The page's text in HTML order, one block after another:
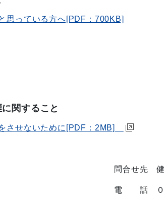
思っている方へ[PDF：700KB]
関すること
させないために[PDF：2MB]
先 健康障
８８０-３４－